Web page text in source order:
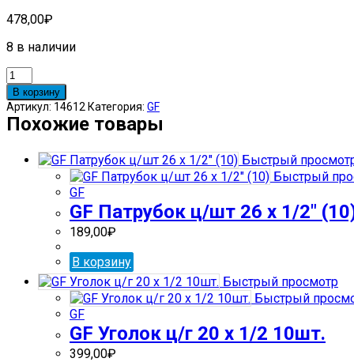
478,00₽
8 в наличии
Количество
товара
GF
Тройник
2ц
В корзину
Артикул: 14612 Категория: GF
Похожие товары
Быстрый
Быстрый
GF
GF Патрубок ц/шт 26 х 1/2″
189,00₽
В корзину
Быстрый просмотр
Быстрый
GF
GF Уголок ц/г 20 х 1/2 10шт.
399,00₽